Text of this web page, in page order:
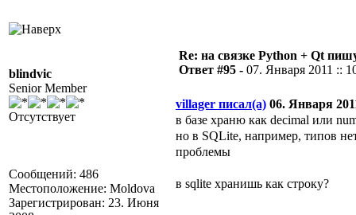
blindvic
Senior Member
Отсутствует
Сообщений: 486
Местоположение: Moldova
Зарегистрирован: 23. Июня
Re: на связке Python + Qt
Ответ #95 - 07. Января 2011 ::
villager писал(а) 06. Января
в базе храню как decimal или
но в SQLite, например, типов
проблемы
в sqlite хранишь как строку?